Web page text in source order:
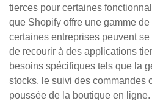
tierces pour certaines
que Shopify offre une gamme
certaines entreprises peuvent
de recourir à des applications
besoins spécifiques tels que la
stocks, le suivi des commandes
poussée de la boutique en